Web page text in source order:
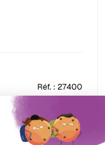
Réf. : 27400